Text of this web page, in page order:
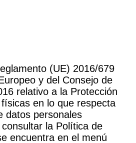
(UE) 2016/679
y del Consejo de
relativo a la Protección
en lo que respecta
datos personales
la Política de
encuentra en el menú